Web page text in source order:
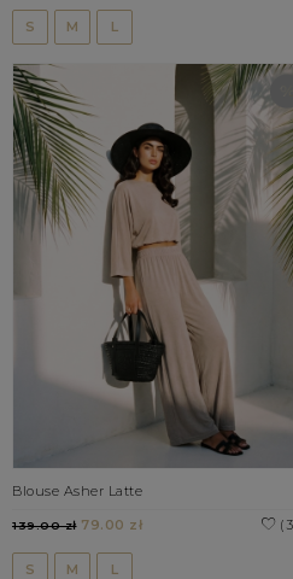
S M L
Blouse Asher Latte
139.00 zł79.00 zł
S M L